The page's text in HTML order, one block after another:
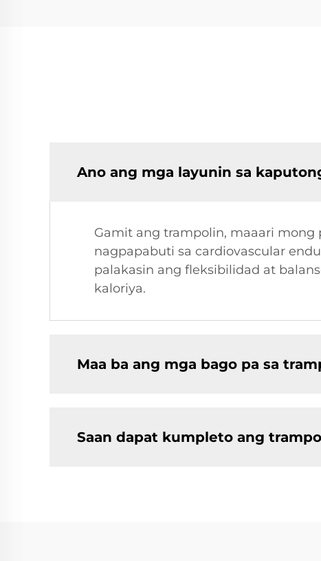
Ano ang mga layunin sa
Gamit ang trampolin, maaari
nagpapabuti sa cardiovascular
palakasin ang fleksibilidad at
kaloriya.
Maa ba ang mga bago pa sa
Saan dapat kumpleto ang